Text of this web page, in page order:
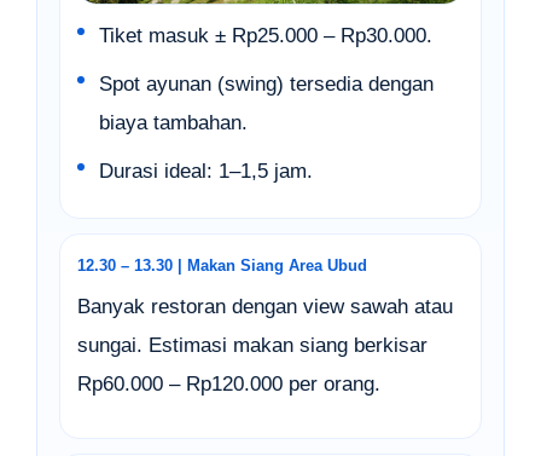
Tiket masuk ± Rp25.000 – Rp30.000.
Spot ayunan (swing) tersedia dengan
biaya tambahan.
Durasi ideal: 1–1,5 jam.
12.30 – 13.30 | Makan Siang Area Ubud
Banyak restoran dengan view sawah atau
sungai. Estimasi makan siang berkisar
Rp60.000 – Rp120.000 per orang.